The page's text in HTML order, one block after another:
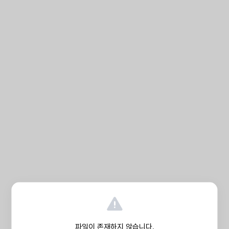
파일이 존재하지 않습니다.